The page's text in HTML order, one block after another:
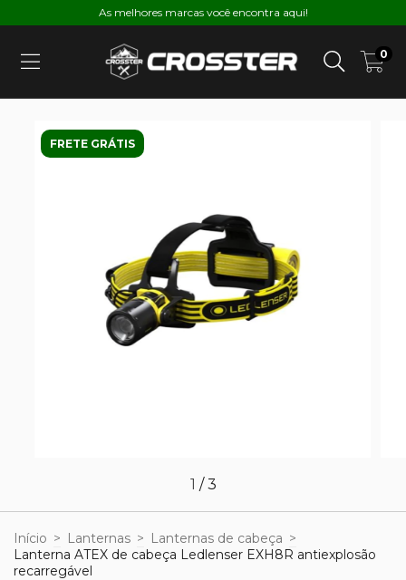
As melhores marcas você encontra aqui!
0
FRETE GRÁTIS
1 /3
Início > Lanternas > Lanternas de cabeça >
Lanterna ATEX de cabeça Ledlenser EXH8R antiexplosão
recarregável